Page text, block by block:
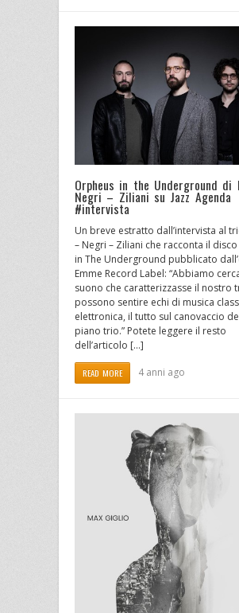
Orpheus in the Underground di
Negri – Ziliani su Jazz Agenda
#intervista
Un breve estratto dall’intervista al
– Negri – Ziliani che racconta il
in The Underground pubblicato
Emme Record Label: “Abbiamo
suono che caratterizzasse il nostro
possono sentire echi di musica
elettronica, il tutto sul canovaccio
piano trio.” Potete leggere il resto
dell’articolo […]
READ MORE 4 anni ago